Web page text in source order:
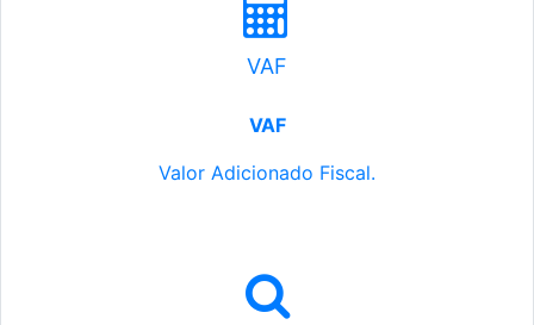
VAF
VAF
Valor Adicionado Fiscal.